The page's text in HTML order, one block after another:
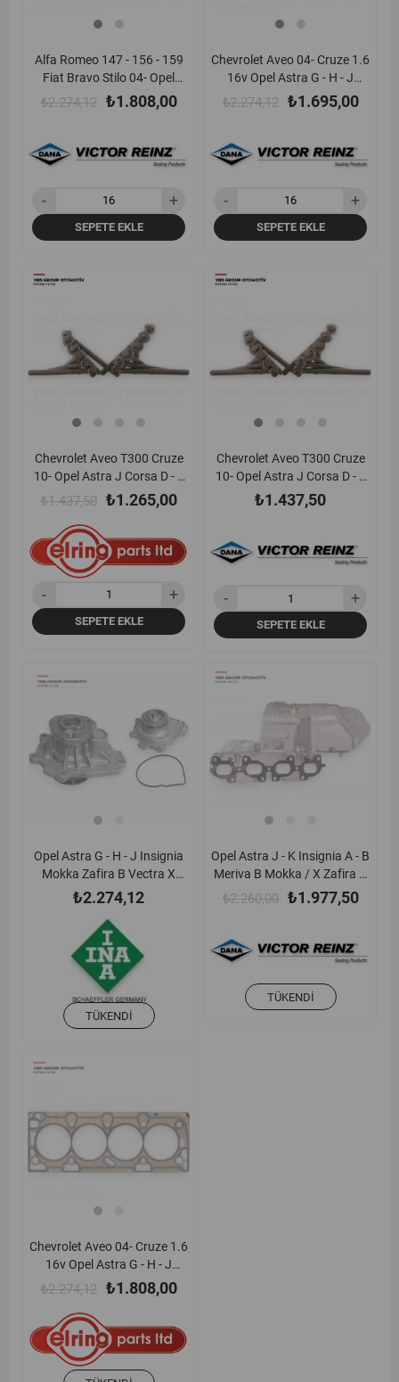
Alfa Romeo 147 - 156 - 159
Fiat Bravo Stilo 04- Opel
Astra H Vectra C Zafira 04-
1.9 Cdti Silindir Kapak
Victor Reinz - 613585520 /
₺1.808,00
₺2.274,12
SEPETE EKLE
Chevrolet Aveo 04- Cruze 1.6
16v Opel Astra G - H - J
Insignia A Meriva Zafira C
A16xer - Z16xer - A16let -
Silindir Kapak Contası
(Metal) Victor Reinz -
₺1.695,00
₺2.274,12
SEPETE EKLE
Chevrolet Aveo T300 Cruze
10- Opel Astra J Corsa D - E
Insignia A Meriva B Mokka
Zafira C 10- 1.4 16v Turbo
Silindir Kapak Saplaması
(Civatası) (Takım) Elring -
751970 / 55566811
₺1.265,00
₺1.437,50
yeni
SEPETE EKLE
Chevrolet Aveo T300 Cruze
10- Opel Astra J Corsa D - E
Insignia A Meriva B Mokka
Zafira C 10- 1.4 16v Turbo
(Civatası) (Takım) Victor
Reinz - 143233101 /
₺1.437,50
yeni
SEPETE EKLE
Opel Astra G - H - J Insignia
Mokka Zafira B Vectra X
Chevrolet Aveo Cruze 1.6 16v
A16xer - A16let - Z16xep -
Z16xer - Z16let Devirdaim (Su
Pompası) Ina - 538030310 /
95531270
₺2.274,12
TÜKENDI
Opel Astra J - K Insignia A - B
Meriva B Mokka / X Zafira C
15- B16dth 1.6 Dizel Egsoz
Manifold Contası Komple
55496050
₺1.977,50
₺2.260,00
TÜKENDI
Chevrolet Aveo 04- Cruze 1.6
16v Opel Astra G - H - J
Insignia A Meriva Zafira C
A16xer - Z16xer - A16let -
B16xer - F14d4 - F16d4
Silindir Kapak Contası
(Metal) Elring - 076892
₺1.808,00
₺2.274,12